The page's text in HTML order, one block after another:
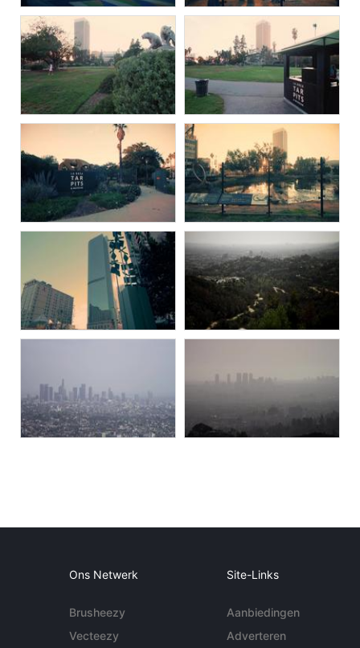
Ons Netwerk
Brusheezy
Vecteezy
Site-Links
Aanbiedingen
Adverteren